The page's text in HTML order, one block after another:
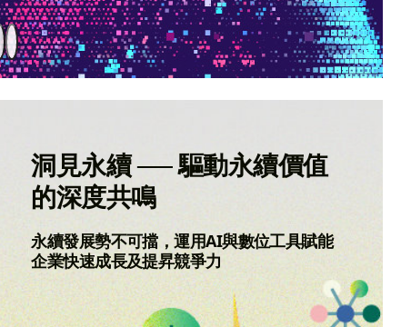
洞見永續 ── 驅動永續價值
的深度共鳴
永續發展勢不可擋，運用AI與數位工具賦能
企業快速成長及提昇競爭力